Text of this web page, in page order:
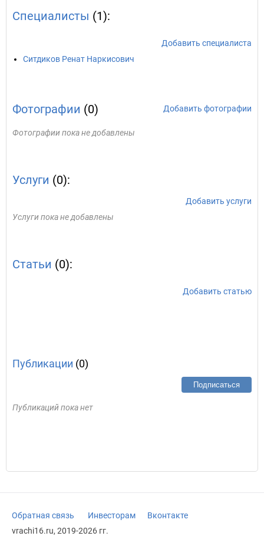
Специалисты (1):
Добавить специалиста
Ситдиков Ренат Наркисович
Фотографии (0) Добавить фотографии
Фотографии пока не добавлены
Услуги (0):
Добавить услуги
Услуги пока не добавлены
Статьи (0):
Добавить статью
Публикации (0)
Подписаться
Публикаций пока нет
Обратная связь Инвесторам
Вконтакте
vrachi16.ru, 2019-2026 гг.